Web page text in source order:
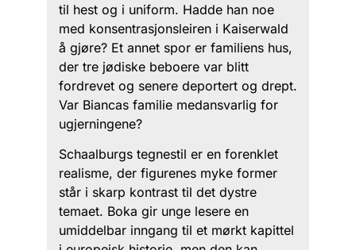
til hest og i uniform. Hadde han noe
med konsentrasjonsleiren i Kaiserwald
å gjøre? Et annet spor er familiens hus,
der tre jødiske beboere var blitt
fordrevet og senere deportert og drept.
Var Biancas familie medansvarlig for
ugjerningene?
Schaalburgs tegnestil er en forenklet
realisme, der figurenes myke former
står i skarp kontrast til det dystre
temaet. Boka gir unge lesere en
umiddelbar inngang til et mørkt kapittel